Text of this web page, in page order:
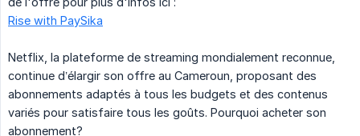
Rise with PaySika
Netflix, la plateforme de streaming mondialement reconnue,
continue d’élargir son offre au Cameroun, proposant des
abonnements adaptés à tous les budgets et des contenus
variés pour satisfaire tous les goûts. Pourquoi acheter son
abonnement?